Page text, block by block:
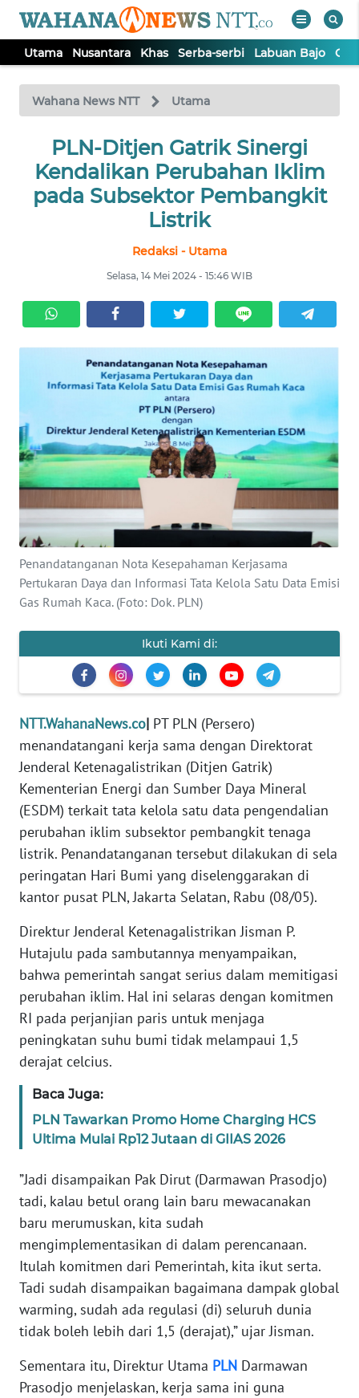
Utama Nusantara Khas Serba-serbi Labuan Bajo
Wahana News NTT Utama
PLN-Ditjen Gatrik Sinergi
Kendalikan Perubahan Iklim
pada Subsektor Pembangkit
Listrik
Redaksi - Utama
Selasa, 14 Mei 2024 - 15:46 WIB
Penandatanganan Nota Kesepahaman Kerjasama
Pertukaran Daya dan Informasi Tata Kelola Satu Data Emisi
Gas Rumah Kaca. (Foto: Dok. PLN)
Ikuti Kami di:
NTT.WahanaNews.co| PT PLN (Persero)
menandatangani kerja sama dengan Direktorat
Jenderal Ketenagalistrikan (Ditjen Gatrik)
Kementerian Energi dan Sumber Daya Mineral
(ESDM) terkait tata kelola satu data pengendalian
perubahan iklim subsektor pembangkit tenaga
listrik. Penandatanganan tersebut dilakukan di sela
peringatan Hari Bumi yang diselenggarakan di
kantor pusat PLN, Jakarta Selatan, Rabu (08/05).
Direktur Jenderal Ketenagalistrikan Jisman P.
Hutajulu pada sambutannya menyampaikan,
bahwa pemerintah sangat serius dalam memitigasi
perubahan iklim. Hal ini selaras dengan komitmen
RI pada perjanjian paris untuk menjaga
peningkatan suhu bumi tidak melampaui 1,5
derajat celcius.
Baca Juga:
PLN Tawarkan Promo Home Charging HCS
Ultima Mulai Rp12 Jutaan di GIIAS 2026
”Jadi disampaikan Pak Dirut (Darmawan Prasodjo)
tadi, kalau betul orang lain baru mewacanakan
baru merumuskan, kita sudah
mengimplementasikan di dalam perencanaan.
Itulah komitmen dari Pemerintah, kita ikut serta.
Tadi sudah disampaikan bagaimana dampak global
warming, sudah ada regulasi (di) seluruh dunia
tidak boleh lebih dari 1,5 (derajat),” ujar Jisman.
Sementara itu, Direktur Utama PLN Darmawan
Prasodjo menjelaskan, kerja sama ini guna
TV
Tutup
UTAMA
NUSANTARA
SERBI
Informasi
INDEKS
KONTAK
KAMI
INFO
PEDOMAN
REDAKSI
KARIR
DISCLAIMER
Wahana
News
Regional
WN
SUMUT
WN
JAKARTA
WN
JABAR
WN
BANTEN
NTT
WN
KEPRI
PAPUA